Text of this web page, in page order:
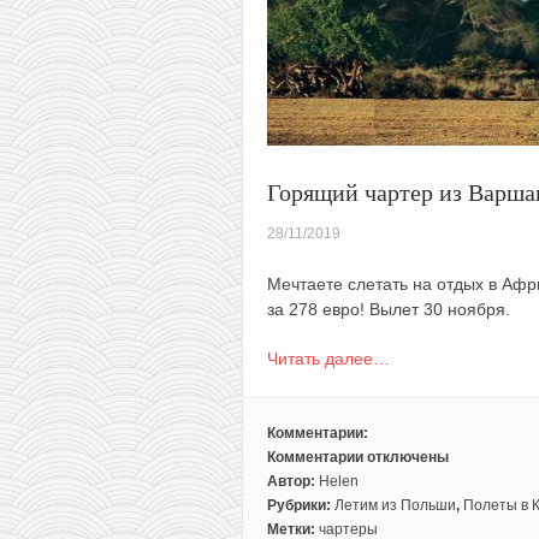
Горящий чартер из
28/11/2019
Мечтаете слетать на отдых в
за 278 евро! Вылет 30 ноября.
Читать далее…
Комментарии:
Комментарии
к
записи
Горящий
отключены
Автор: Helen
Рубрики: Летим из Польши, Полеты в
Метки: чартеры